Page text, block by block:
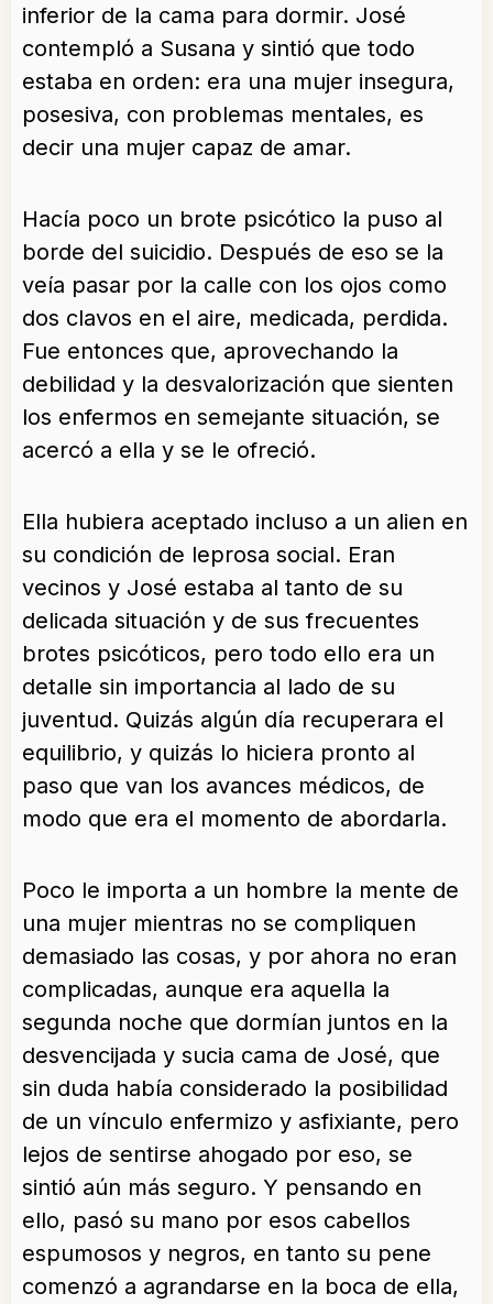
inferior de la cama para dormir. José
contempló a Susana y sintió que todo
estaba en orden: era una mujer insegura,
posesiva, con problemas mentales, es
decir una mujer capaz de amar.
Hacía poco un brote psicótico la puso al
borde del suicidio. Después de eso se la
veía pasar por la calle con los ojos como
dos clavos en el aire, medicada, perdida.
Fue entonces que, aprovechando la
debilidad y la desvalorización que sienten
los enfermos en semejante situación, se
acercó a ella y se le ofreció.
Ella hubiera aceptado incluso a un alien en
su condición de leprosa social. Eran
vecinos y José estaba al tanto de su
delicada situación y de sus frecuentes
brotes psicóticos, pero todo ello era un
detalle sin importancia al lado de su
juventud. Quizás algún día recuperara el
equilibrio, y quizás lo hiciera pronto al
paso que van los avances médicos, de
modo que era el momento de abordarla.
Poco le importa a un hombre la mente de
una mujer mientras no se compliquen
demasiado las cosas, y por ahora no eran
complicadas, aunque era aquella la
segunda noche que dormían juntos en la
desvencijada y sucia cama de José, que
sin duda había considerado la posibilidad
de un vínculo enfermizo y asfixiante, pero
lejos de sentirse ahogado por eso, se
sintió aún más seguro. Y pensando en
ello, pasó su mano por esos cabellos
espumosos y negros, en tanto su pene
comenzó a agrandarse en la boca de ella,